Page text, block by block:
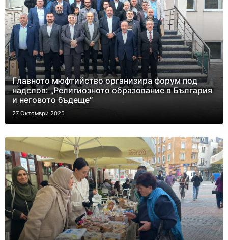
Главното мюфтийство организира форум под
надслов: „Религиозното образование в България
и неговото бъдеще“
27 Октомври 2025